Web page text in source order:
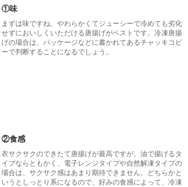
①味
まずは味ですね。やわらかくてジューシーで冷めても劣化
せずにおいしくいただける唐揚げがベストです。冷凍唐揚
げの場合は、パッケージなどに書かれてあるチャッキコピ
ーで判断することになるでしょう。
②食感
衣サクサクのできたて唐揚げが最高ですが、油で揚げるタ
イプならともかく、電子レンジタイプや自然解凍タイプの
場合は、サクサク感はあまり期待できません。どちらかと
いうとしっとり系になるので、好みの食感によって、冷凍